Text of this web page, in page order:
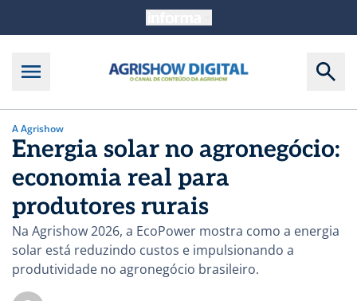
A Agrishow
Energia solar no agronegócio:
economia real para
produtores rurais
Na Agrishow 2026, a EcoPower mostra como a energia
solar está reduzindo custos e impulsionando a
produtividade no agronegócio brasileiro.